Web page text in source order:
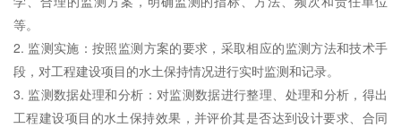
等。
2. 监测实施：按照监测方案的要求，采取相应的监测方法和技术手
段，对工程建设项目的水土保持情况进行实时监测和记录。
3. 监测数据处理和分析：对监测数据进行整理、处理和分析，得出
工程建设项目的水土保持效果，并评价其是否达到设计要求、合同